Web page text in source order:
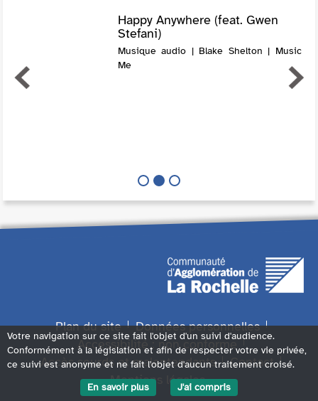
Happy Anywhere (feat. Gwen
Stefani)
Musique audio | Blake Shelton | Music
Me
Plan du site
Données personnelles
Accessibilité : non conforme
Accès sourds et malentendants
Contact
Mentions légales
Votre navigation sur ce site fait l'objet d'un suivi d'audience.
Conformément à la législation et afin de respecter votre vie privée,
ce suivi est anonyme et ne fait l'objet d'aucun traitement croisé.
En savoir plus
J'ai compris